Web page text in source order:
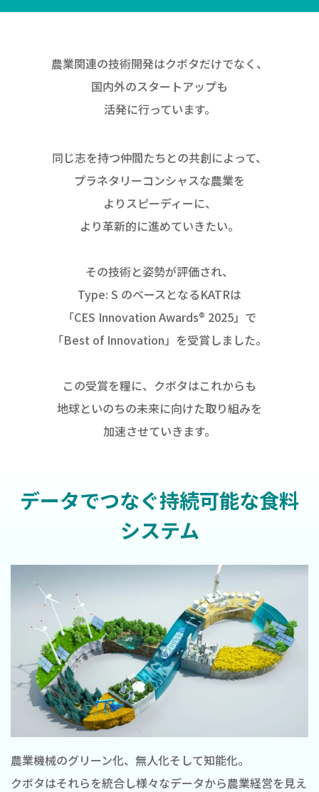
農業関連の技術開発はクボタだけでなく、
国内外のスタートアップも
活発に行っています。
同じ志を持つ仲間たちとの共創によって、
プラネタリーコンシャスな農業を
よりスピーディーに、
より革新的に進めていきたい。
その技術と姿勢が評価され、
Type: S のベースとなるKATRは
「CES Innovation Awards® 2025」で
「Best of Innovation」を受賞しました。
この受賞を糧に、クボタはこれからも
地球といのちの未来に向けた取り組みを
加速させていきます。
データでつなぐ持続可能な食料
システム
農業機械のグリーン化、無人化そして知能化。
クボタはそれらを統合し様々なデータから農業経営を見え